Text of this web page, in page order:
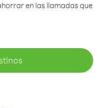
en las llamadas que